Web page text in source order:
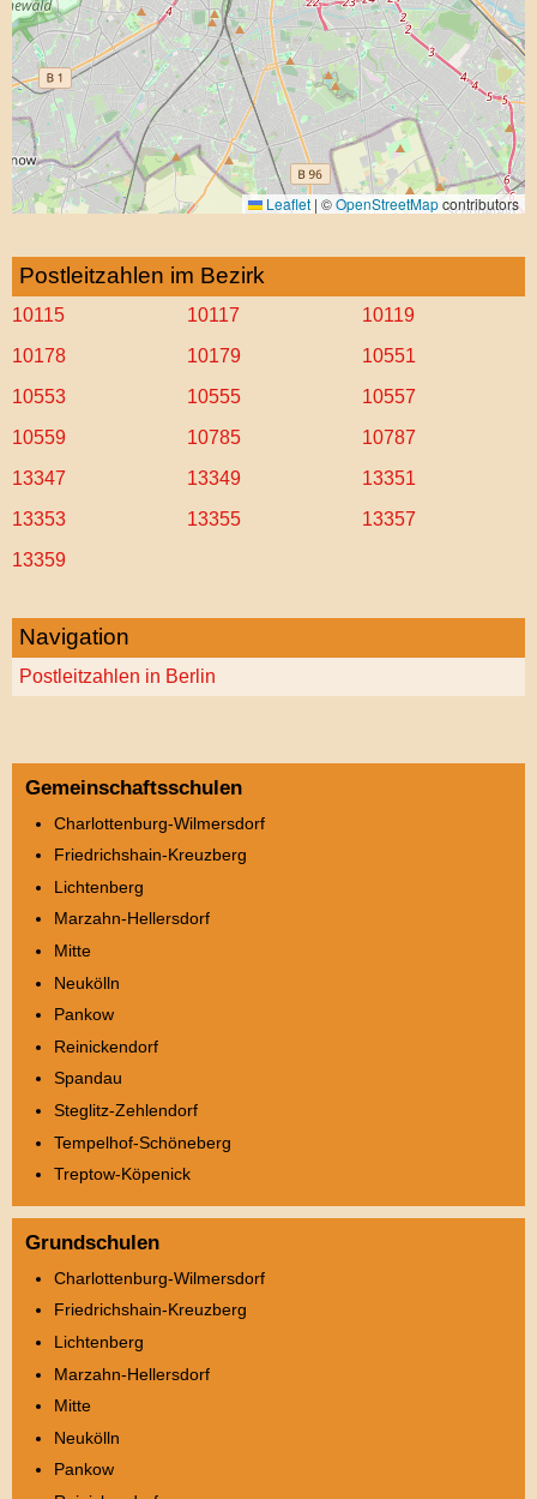
Leaflet | ©OpenStreetMapcontributors
Postleitzahlen im Bezirk
10115 10117
10119
10178
10179
10551
10553
10555
10557
10559
10785
10787
13347
13349
13351
13353
13355
13357
13359
Navigation
Postleitzahlen in Berlin
Gemeinschaftsschulen
Charlottenburg-Wilmersdorf
Friedrichshain-Kreuzberg
Lichtenberg
Marzahn-Hellersdorf
Mitte
Neukölln
Pankow
Reinickendorf
Spandau
Steglitz-Zehlendorf
Tempelhof-Schöneberg
Treptow-Köpenick
Grundschulen
Charlottenburg-Wilmersdorf
Friedrichshain-Kreuzberg
Lichtenberg
Marzahn-Hellersdorf
Mitte
Neukölln
Pankow